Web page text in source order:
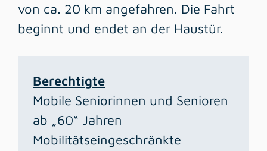
von ca. 20 km angefahren. Die Fahrt
beginnt und endet an der Haustür.
Berechtigte
Mobile Seniorinnen und Senioren
ab „60“ Jahren
Mobilitätseingeschränkte